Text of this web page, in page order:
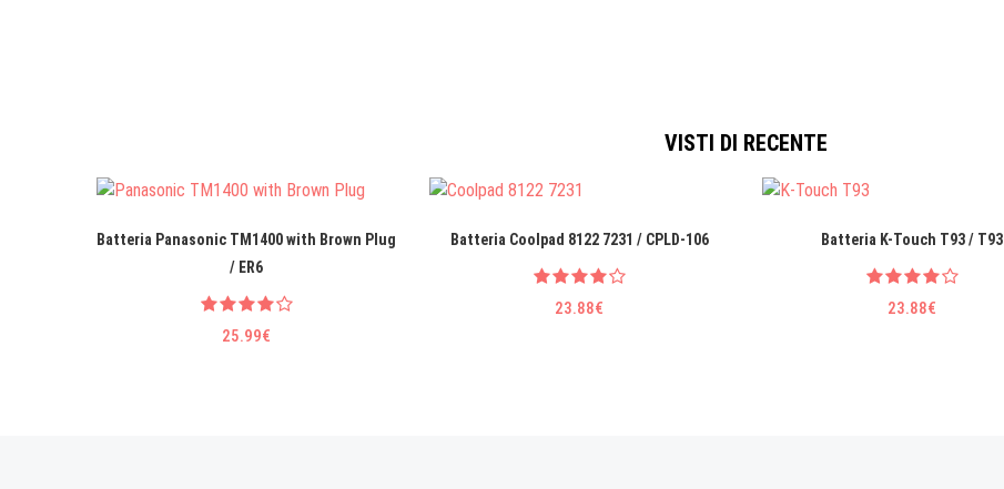
VISTI DI RECENTE
Batteria Panasonic TM1400 with Brown Plug
/ ER6
25.99€
Batteria Coolpad 8122 7231 / CPLD-106
23.88€
Batteria K-Touch T93 / T93
23.88€